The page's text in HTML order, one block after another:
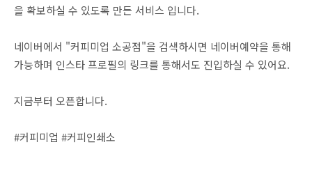
을 확보하실 수 있도록 만든 서비스 입니다.
네이버에서 "커피미업 소공점"을 검색하시면 네이버예약을 통해
가능하며 인스타 프로필의 링크를 통해서도 진입하실 수 있어요.
지금부터 오픈합니다.
#커피미업 #커피인쇄소